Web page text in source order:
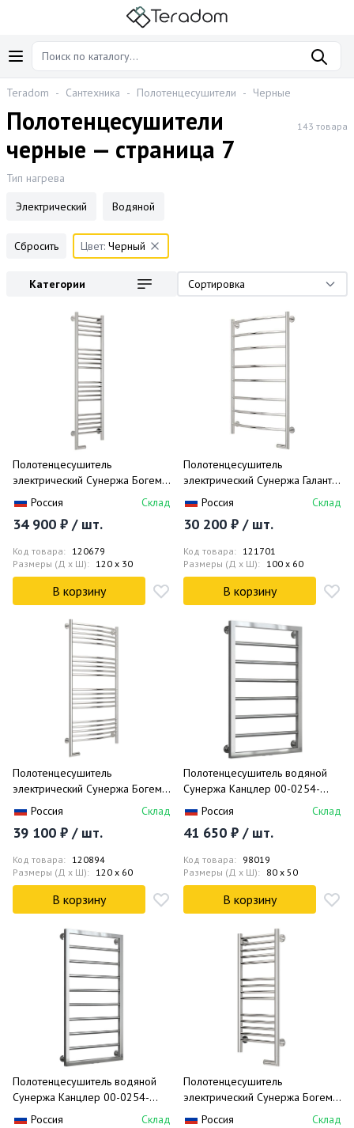
Teradom - Сантехника - Полотенцесушители - Черные
Полотенцесушители
черные — страница 7
143 товара
Тип нагрева
Электрический
Водяной
Сбросить Цвет: Черный
Категории Сортировка
Полотенцесушитель
электрический Сунержа Богема
2.0 левый 30-5204-1230
Россия Склад
34 900 ₽ / шт.
Код товара: 120679
Размеры (Д x Ш): 120 x 30
В корзину
Полотенцесушитель
электрический Сунержа Галант
2.0 правый 00-5201-1060
Россия Склад
30 200 ₽ / шт.
Код товара: 121701
Размеры (Д x Ш): 100 x 60
В корзину
Полотенцесушитель
электрический Сунержа Богема
2.0 выгнутая перемычка левый
Россия Склад
39 100 ₽ / шт.
Код товара: 120894
Размеры (Д x Ш): 120 x 60
В корзину
Полотенцесушитель водяной
Сунержа Канцлер 00-0254-
8050 80x50
Россия Склад
41 650 ₽ / шт.
Код товара: 98019
Размеры (Д x Ш): 80 x 50
В корзину
Полотенцесушитель водяной
Сунержа Канцлер 00-0254-
1050 100x50
Россия Склад
Полотенцесушитель
электрический Сунержа Богема
2.0 правый 00-5205-8030
Россия Склад